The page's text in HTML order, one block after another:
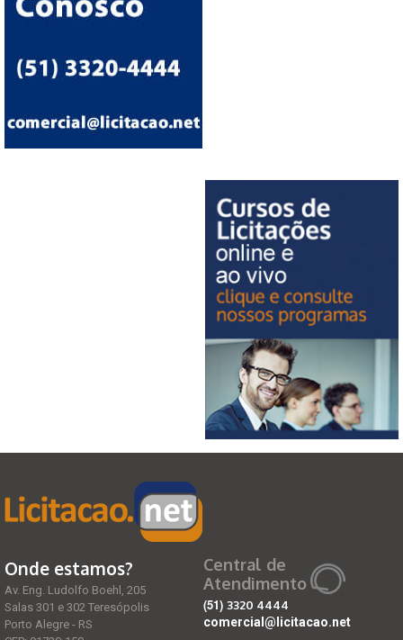
Onde estamos?
Av. Eng. Ludolfo Boehl, 205
Salas 301 e 302 Teresópolis
Porto Alegre - RS
Central de
Atendimento
(51) 3320 4444
comercial@licitacao.net